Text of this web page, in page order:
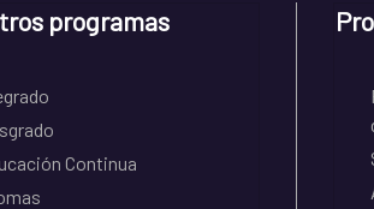
programas
Continua